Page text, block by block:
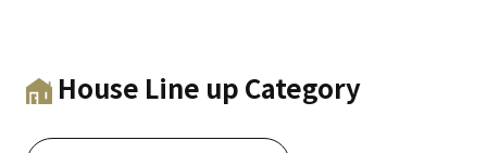
House Line up Category